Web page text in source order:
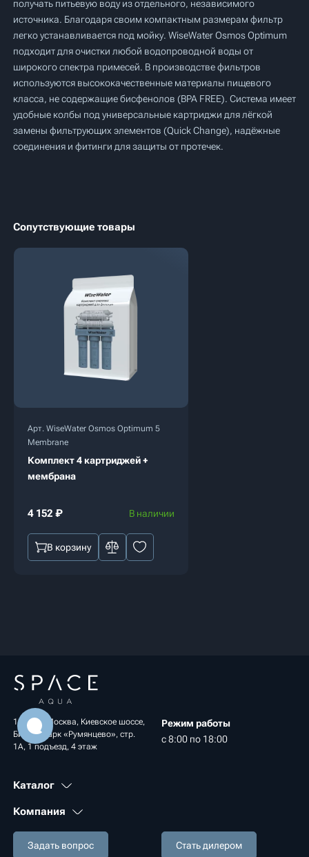
получать питьевую воду из отдельного, независимого
источника. Благодаря своим компактным размерам фильтр
легко устанавливается под мойку. WiseWater Osmos Optimum
подходит для очистки любой водопроводной воды от
широкого спектра примесей. В производстве фильтров
используются высококачественные материалы пищевого
класса, не содержащие бисфенолов (BPA FREE). Система имеет
удобные колбы под универсальные картриджи для лёгкой
замены фильтрующих элементов (Quick Change), надёжные
соединения и фитинги для защиты от протечек.
Сопутствующие товары
Арт. WiseWater Osmos Optimum 5
Membrane
Комплект 4 картриджей +
мембрана
4 152 ₽ В наличии
В корзину
108811, Москва, Киевское шоссе,
Бизнес-парк «Румянцево», стр.
1А, 1 подъезд, 4 этаж
Режим работы
с 8:00 по 18:00
Каталог
Компания
Задать вопрос Стать дилером